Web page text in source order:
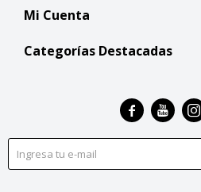
Mi Cuenta
Categorías Destacadas
  